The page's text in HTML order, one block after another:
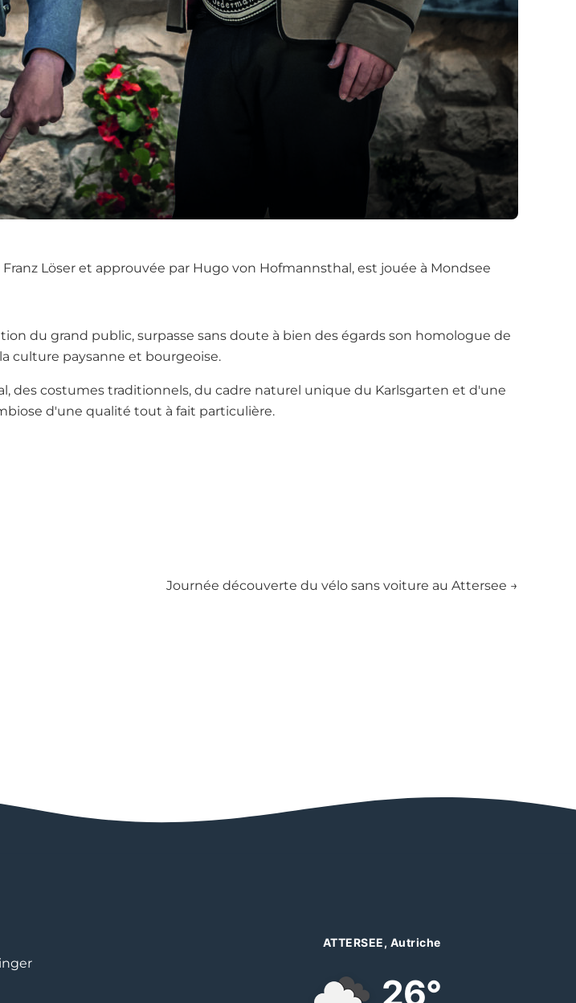
Löser et approuvée par Hugo von Hofmannsthal, est jouée à Mondsee
du grand public, surpasse sans doute à bien des égards son homologue de
culture paysanne et bourgeoise.
des costumes traditionnels, du cadre naturel unique du Karlsgarten et d'une
d'une qualité tout à fait particulière.
Journée découverte du vélo sans voiture au Attersee →
ATTERSEE, Autriche
26°